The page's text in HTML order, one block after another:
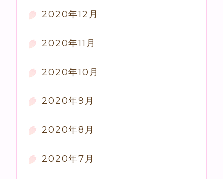
2020年12月
2020年11月
2020年10月
2020年9月
2020年8月
2020年7月